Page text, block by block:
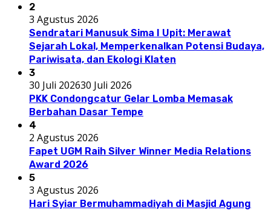
2
3 Agustus 2026
Sendratari Manusuk Sima I Upit: Merawat
Sejarah Lokal, Memperkenalkan Potensi Budaya,
Pariwisata, dan Ekologi Klaten
3
30 Juli 202630 Juli 2026
PKK Condongcatur Gelar Lomba Memasak
Berbahan Dasar Tempe
4
2 Agustus 2026
Fapet UGM Raih Silver Winner Media Relations
Award 2026
5
3 Agustus 2026
Hari Syiar Bermuhammadiyah di Masjid Agung